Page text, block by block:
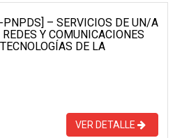
– SERVICIOS DE UN/A
Y COMUNICACIONES
DE LA
VER DETALLE